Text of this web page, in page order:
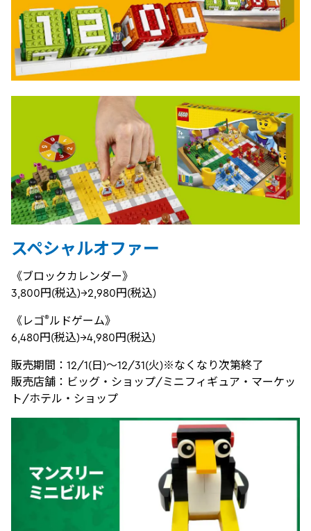
スペシャルオファー
《ブロックカレンダー》
3,800円(税込)→2,980円(税込)
《レゴ®ルドゲーム》
6,480円(税込)→4,980円(税込)
販売期間：12/1(日)～12/31(火)※なくなり次第終了
販売店舗：ビッグ・ショップ/ミニフィギュア・マーケッ
ト/ホテル・ショップ